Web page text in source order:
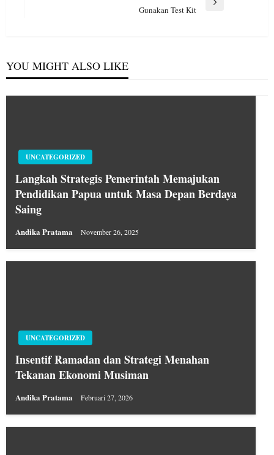
Gunakan Test Kit
YOU MIGHT ALSO LIKE
UNCATEGORIZED
Langkah Strategis Pemerintah Memajukan
Pendidikan Papua untuk Masa Depan Berdaya
Saing
Andika Pratama November 26, 2025
UNCATEGORIZED
Insentif Ramadan dan Strategi Menahan
Tekanan Ekonomi Musiman
Andika Pratama Februari 27, 2026